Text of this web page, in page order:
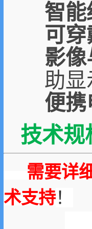
智能
可
影
助显
便携
技术
需要详细
术支持！